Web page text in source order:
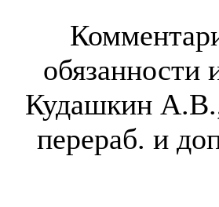
Кудашкин
перераб. и